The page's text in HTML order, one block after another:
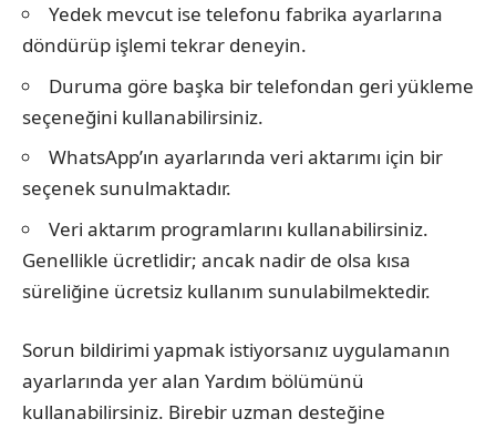
Yedek mevcut ise telefonu fabrika ayarlarına
döndürüp işlemi tekrar deneyin.
Duruma göre başka bir telefondan geri yükleme
seçeneğini kullanabilirsiniz.
WhatsApp’ın ayarlarında veri aktarımı için bir
seçenek sunulmaktadır.
Veri aktarım programlarını kullanabilirsiniz.
Genellikle ücretlidir; ancak nadir de olsa kısa
süreliğine ücretsiz kullanım sunulabilmektedir.
Sorun bildirimi yapmak istiyorsanız uygulamanın
ayarlarında yer alan Yardım bölümünü
kullanabilirsiniz. Birebir uzman desteğine